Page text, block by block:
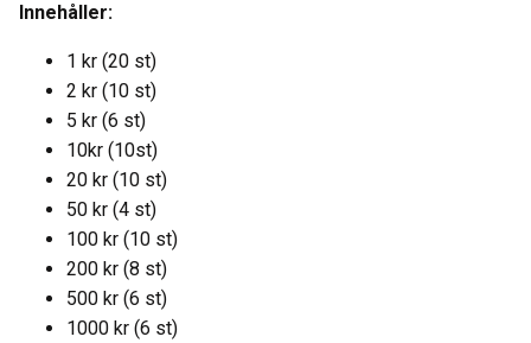
Innehåller:
1 kr (20 st)
2 kr (10 st)
5 kr (6 st)
10kr (10st)
20 kr (10 st)
50 kr (4 st)
100 kr (10 st)
200 kr (8 st)
500 kr (6 st)
1000 kr (6 st)